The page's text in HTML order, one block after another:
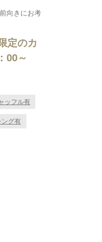
向きにお考
定のカ
00～
ッフル有
ング有